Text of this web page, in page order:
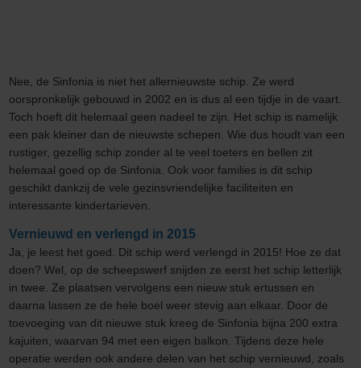
Nee, de Sinfonia is niet het allernieuwste schip. Ze werd
oorspronkelijk gebouwd in 2002 en is dus al een tijdje in de vaart.
Toch hoeft dit helemaal geen nadeel te zijn. Het schip is namelijk
een pak kleiner dan de nieuwste schepen. Wie dus houdt van een
rustiger, gezellig schip zonder al te veel toeters en bellen zit
helemaal goed op de Sinfonia. Ook voor families is dit schip
geschikt dankzij de vele gezinsvriendelijke faciliteiten en
interessante kindertarieven.
Vernieuwd en verlengd in 2015
Ja, je leest het goed. Dit schip werd verlengd in 2015! Hoe ze dat
doen? Wel, op de scheepswerf snijden ze eerst het schip letterlijk
in twee. Ze plaatsen vervolgens een nieuw stuk ertussen en
daarna lassen ze de hele boel weer stevig aan elkaar. Door de
toevoeging van dit nieuwe stuk kreeg de Sinfonia bijna 200 extra
kajuiten, waarvan 94 met een eigen balkon. Tijdens deze hele
operatie werden ook andere delen van het schip vernieuwd, zoals